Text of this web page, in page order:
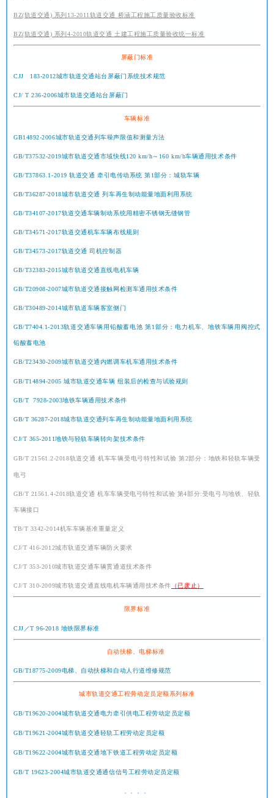
BZ(轨道交通) 系列13-2011轨道交通 桥涵工程施工质量验收标准
BZ(轨道交通) 系列4-2010轨道交通 土建工程施工质量验收统一标准
屏蔽门标准
CJJ 183-2012城市轨道交通站台屏蔽门系统技术规范
CJ/ T 236-2006城市轨道交通站台屏蔽门
车辆标准
GB14892-2006城市轨道交通列车噪声限值和测量方法
GB/T37532-2019城市轨道交通市域快线120 km/h～160 km/h车辆通用技术条件
GB/T37863.1-2019 轨道交通 牵引电传动系统 第1部分：城轨车辆
GB/T36287-2018城市轨道交通 列车再生制动能量地面利用系统
GB/T34107-2017轨道交通车辆制动系统用精密不锈钢无缝钢管
GB/T34571-2017轨道交通机车车辆布线规则
GB/T34573-2017轨道交通 司机控制器
GB/T32383-2015城市轨道交通直线电机车辆
GB/T20908-2007城市轨道交通接触网检测车通用技术条件
GB/T30489-2014城市轨道车辆客室侧门
GB/T7404.1-2013轨道交通车辆用铅酸蓄电池 第1部分：电力机车、地铁车辆用阀控式
铅酸蓄电池
GB/T23430-2009城市轨道交通内燃调车机车通用技术条件
GB/T14894-2005 城市轨道交通车辆 组装后的检查与试验规则
GB/T 7928-2003地铁车辆通用技术条件
GB/T 36287-2018城市轨道交通列车再生制动能量地面利用系统
CJ/T 365-2011地铁与轻轨车辆转向架技术条件
GB/T 21561.2-2018轨道交通 机车车辆受电弓特性和试验 第2部分：地铁和轻轨车辆受
电弓
GB/T 21561.4-2018轨道交通 机车车辆受电弓特性和试验 第4部分:受电弓与地铁、轻轨
车辆接口
TB/T 3342-2014机车车辆基准重量定义
CJ/T 416-2012城市轨道交通车辆防火要求
CJ/T 353-2010城市轨道交通车辆贯通道技术条件
CJ/T 310-2009城市轨道交通直线电机车辆通用技术条件 （已废止）
限界标准
CJJ／T 96-2018 地铁限界标准
自动扶梯、电梯标准
GB/T18775-2009电梯、自动扶梯和自动人行道维修规范
城市轨道交通工程劳动定员定额系列标准
GB/T19620-2004城市轨道交通电力牵引供电工程劳动定员定额
GB/T19621-2004城市轨道交通轻轨工程劳动定员定额
GB/T19622-2004城市轨道交通地下铁道工程劳动定员定额
GB/T 19623-2004城市轨道交通通信信号工程劳动定员定额